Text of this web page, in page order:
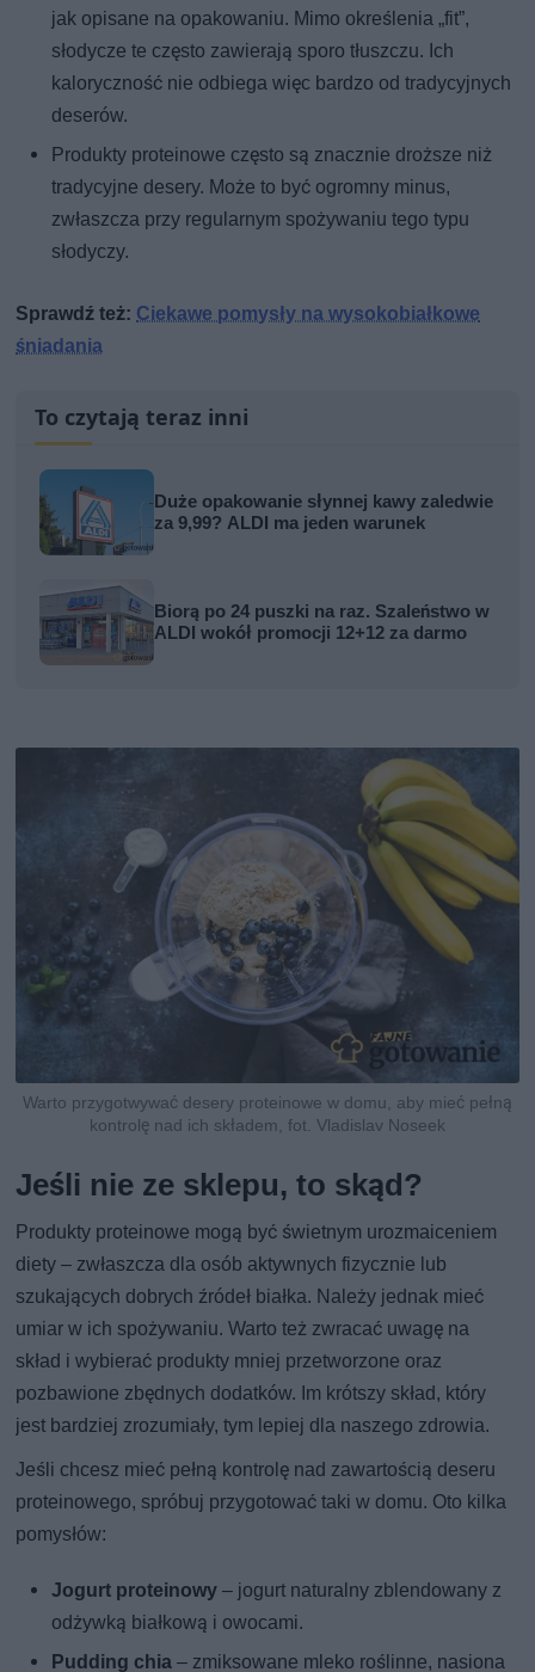
jak opisane na opakowaniu. Mimo określenia „fit”,
słodycze te często zawierają sporo tłuszczu. Ich
kaloryczność nie odbiega więc bardzo od tradycyjnych
deserów.
Produkty proteinowe często są znacznie droższe niż
tradycyjne desery. Może to być ogromny minus,
zwłaszcza przy regularnym spożywaniu tego typu
słodyczy.
Sprawdź też: Ciekawe pomysły na wysokobiałkowe
śniadania
To czytają teraz inni
Duże opakowanie słynnej kawy zaledwie
za 9,99? ALDI ma jeden warunek
Biorą po 24 puszki na raz. Szaleństwo w
ALDI wokół promocji 12+12 za darmo
Warto przygotwywać desery proteinowe w domu, aby mieć pełną
kontrolę nad ich składem, fot. Vladislav Noseek
Jeśli nie ze sklepu, to skąd?
Produkty proteinowe mogą być świetnym urozmaiceniem
diety – zwłaszcza dla osób aktywnych fizycznie lub
szukających dobrych źródeł białka. Należy jednak mieć
umiar w ich spożywaniu. Warto też zwracać uwagę na
skład i wybierać produkty mniej przetworzone oraz
pozbawione zbędnych dodatków. Im krótszy skład, który
jest bardziej zrozumiały, tym lepiej dla naszego zdrowia.
Jeśli chcesz mieć pełną kontrolę nad zawartością deseru
proteinowego, spróbuj przygotować taki w domu. Oto kilka
pomysłów:
Jogurt proteinowy – jogurt naturalny zblendowany z
odżywką białkową i owocami.
Pudding chia – zmiksowane mleko roślinne, nasiona